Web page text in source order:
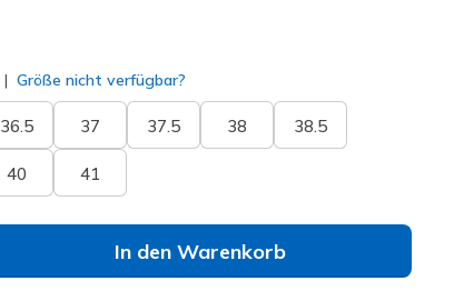
Größe nicht verfügbar?
36.5 37 37.5 38 38.5
40 41
In den Warenkorb